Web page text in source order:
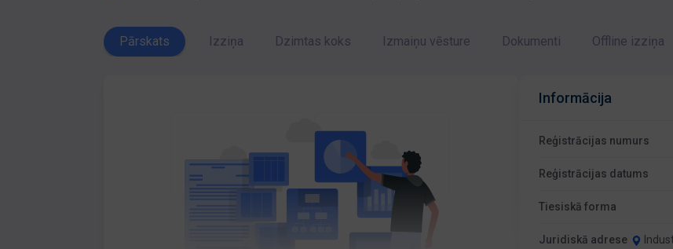
Pārskats Izziņa Dzimtas koks Izmaiņu vēsture Dokumenti Offline izziņa
Informācija
Reģistrācijas numurs
Reģistrācijas datums
Tiesiskā forma
Juridiskā adrese